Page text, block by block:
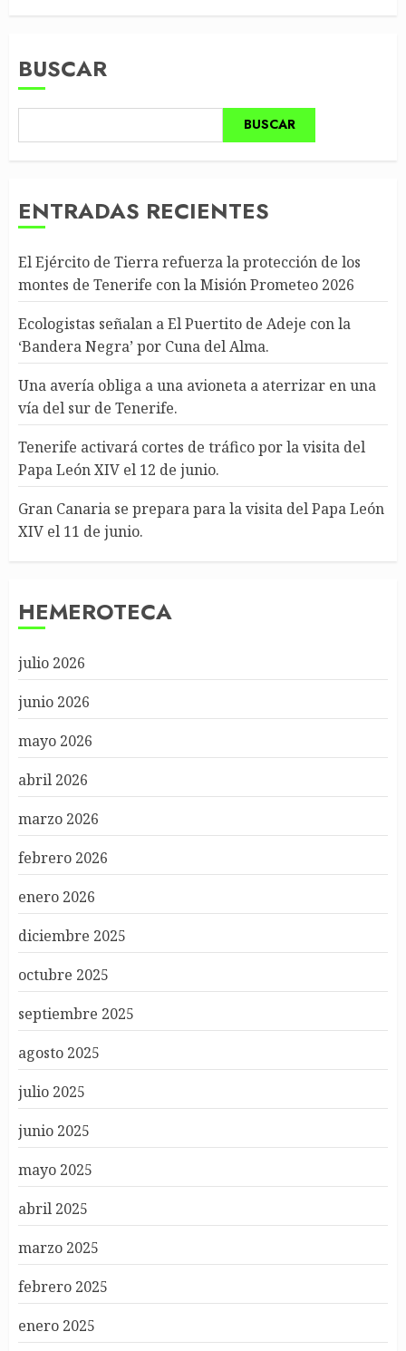
BUSCAR
BUSCAR
ENTRADAS RECIENTES
El Ejército de Tierra refuerza la protección de los
montes de Tenerife con la Misión Prometeo 2026
Ecologistas señalan a El Puertito de Adeje con la
‘Bandera Negra’ por Cuna del Alma.
Una avería obliga a una avioneta a aterrizar en una
vía del sur de Tenerife.
Tenerife activará cortes de tráfico por la visita del
Papa León XIV el 12 de junio.
Gran Canaria se prepara para la visita del Papa León
XIV el 11 de junio.
HEMEROTECA
julio 2026
junio 2026
mayo 2026
abril 2026
marzo 2026
febrero 2026
enero 2026
diciembre 2025
octubre 2025
septiembre 2025
agosto 2025
julio 2025
junio 2025
mayo 2025
abril 2025
marzo 2025
febrero 2025
enero 2025